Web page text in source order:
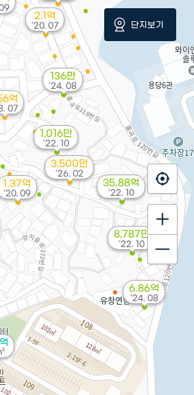
3,500만
'26. 02
136만
'24. 08
6.86억
'24. 08
억
07
1,016만
'22. 10
8,787만
'22. 10
35.88억
'22. 10
1.37억
'20. 09
2.1억
'20. 07 단지보기